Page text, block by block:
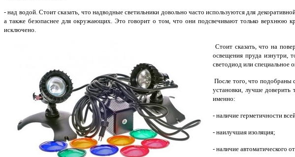
- над водой. Стоит сказать, что надводные светильники довольно часто используются для
а также безопаснее для окружающих. Это говорит о том, что они подсвечивают только
исключено.
Стоит сказать, что на
освещения пруда изнутри,
светодиод или специальное
После того, что подобраны
установки, лучше доверить
именно:
- наличие герметичности
- наилучшая изоляция;
- наличие автоматического